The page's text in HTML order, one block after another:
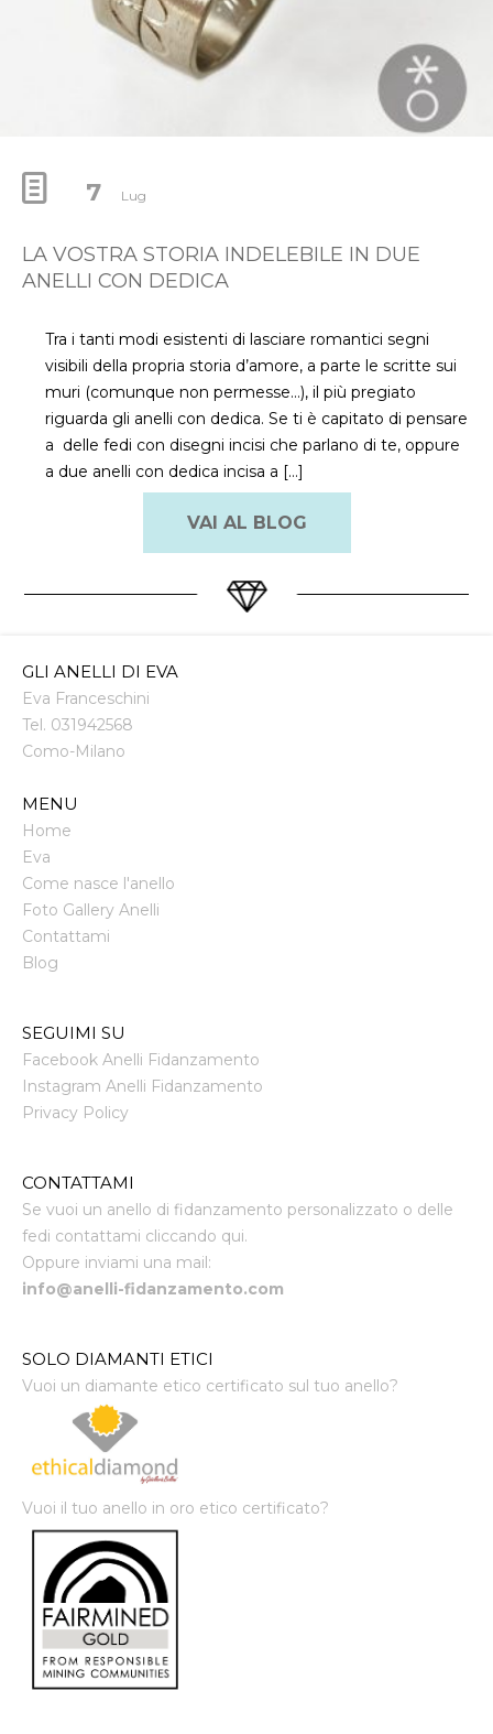
7 Lug
LA VOSTRA STORIA INDELEBILE IN DUE
ANELLI CON DEDICA
Tra i tanti modi esistenti di lasciare romantici segni
visibili della propria storia d’amore, a parte le scritte sui
muri (comunque non permesse…), il più pregiato
riguarda gli anelli con dedica. Se ti è capitato di pensare
a delle fedi con disegni incisi che parlano di te, oppure
a due anelli con dedica incisa a […]
VAI AL BLOG
GLI ANELLI DI EVA
Eva Franceschini
Tel. 031942568
Como-Milano
MENU
Home
Eva
Come nasce l'anello
Foto Gallery Anelli
Contattami
Blog
SEGUIMI SU
Facebook Anelli Fidanzamento
Instagram Anelli Fidanzamento
Privacy Policy
CONTATTAMI
Se vuoi un anello di fidanzamento personalizzato o delle
fedi contattami cliccando qui.
Oppure inviami una mail:
info@anelli-fidanzamento.com
SOLO DIAMANTI ETICI
Vuoi un diamante etico certificato sul tuo anello?
Vuoi il tuo anello in oro etico certificato?